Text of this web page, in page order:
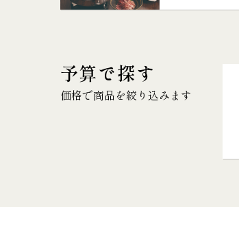
予算で探す
価格で商品を絞り込みます